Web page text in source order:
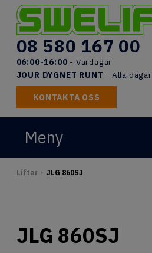
content
08 580 167 00
06:00-16:00 - Vardagar
JOUR DYGNET RUNT - Alla dagar
KONTAKTA OSS
Meny
START
DOKUMENT
Liftar > JLG 860SJ
JLG 860SJ